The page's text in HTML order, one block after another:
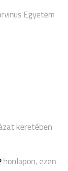
Egyetem
keretében
honlapon, ezen